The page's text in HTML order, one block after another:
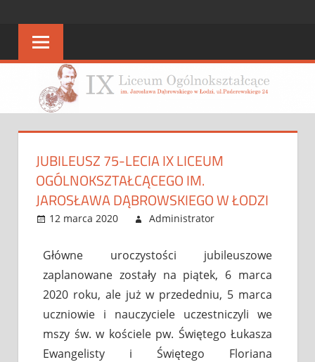
IX
LO
strona
LO
JUBILEUSZ 75-LECIA IX LICEUM
OGÓLNOKSZTAŁCĄCEGO IM.
JAROSŁAWA DĄBROWSKIEGO W ŁODZI
12 marca 2020 Administrator
Główne uroczystości jubileuszowe
zaplanowane zostały na piątek, 6 marca
2020 roku, ale już w przededniu, 5 marca
uczniowie i nauczyciele uczestniczyli we
mszy św. w kościele pw. Świętego Łukasza
Ewangelisty i Świętego Floriana